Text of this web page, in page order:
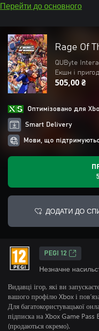
Перейти до основного
Rage Of
QUByte
Екшн і
505,00 ₴
Оптимізовано для
Smart Delivery
Мови, що
ДОДАТИ ДО
PEGI 12
Незначне
Видавці ігор, які ви
вашого профілю Xbox і
Для багатокористувацької
підписка на Xbox Game
(продаються окремо).